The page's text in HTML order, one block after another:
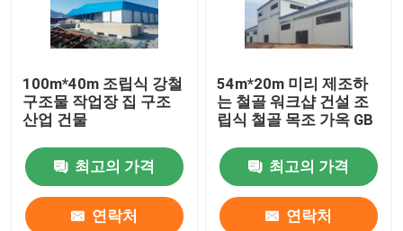
100m*40m 조립식 강철
구조물 작업장 집 구조
산업 건물
최고의 가격
연락처
54m*20m 미리 제조하
는 철골 워크샵 건설 조
립식 철골 목조 가옥 GB
최고의 가격
연락처